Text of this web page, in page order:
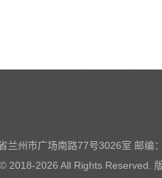
兰州市广场南路77号3026室 邮编
2018-2026 All Rights Reserved.